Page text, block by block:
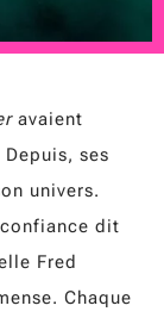
avaient
ses
univers.
dit
Fred
Chaque